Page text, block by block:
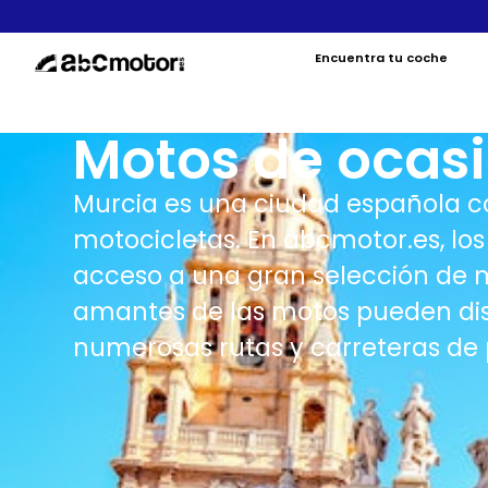
Encuentra tu coche
Motos de
Murcia es una ciudad española
motocicletas. En abcmotor.es,
acceso a una gran selección de
amantes de las motos pueden
numerosas rutas y carreteras de